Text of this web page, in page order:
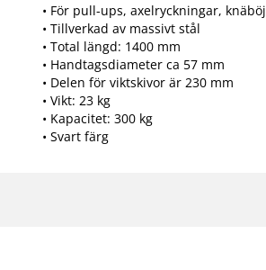
• För pull-ups, axelryckningar, knäböj
• Tillverkad av massivt stål
• Total längd: 1400 mm
• Handtagsdiameter ca 57 mm
• Delen för viktskivor är 230 mm
• Vikt: 23 kg
• Kapacitet: 300 kg
• Svart färg